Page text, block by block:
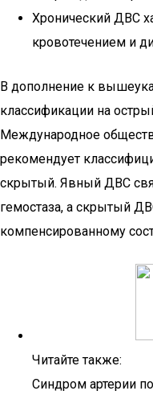
Хронический ДВС
кровотечением и
В дополнение к
классификации на
Международное
рекомендует
скрытый. Явный ДВС
гемостаза, а скрытый
компенсированному
Читайте также:
Синдром артерии